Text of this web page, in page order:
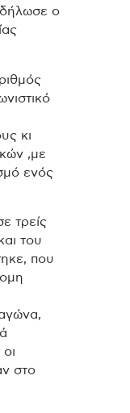
ο
κι
,με
ενός
τρείς
του
που
στο